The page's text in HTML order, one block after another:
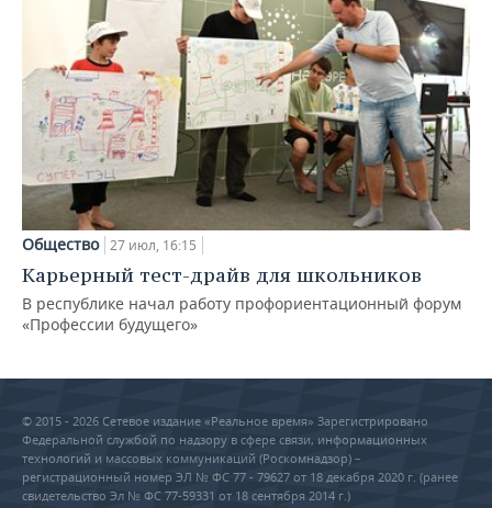
Общество 27 июл, 16:15
Карьерный тест-драйв для школьников
В республике начал работу профориентационный форум
«Профессии будущего»
© 2015 - 2026 Сетевое издание «Реальное время» Зарегистрировано
Федеральной службой по надзору в сфере связи, информационных
технологий и массовых коммуникаций (Роскомнадзор) –
регистрационный номер ЭЛ № ФС 77 - 79627 от 18 декабря 2020 г. (ранее
свидетельство Эл № ФС 77-59331 от 18 сентября 2014 г.)